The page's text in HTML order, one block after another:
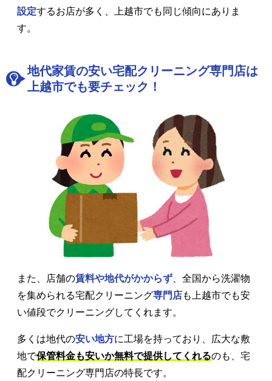
設定するお店が多く、上越市でも同じ傾向にありま
す。
地代家賃の安い宅配クリーニング専門店は
上越市でも要チェック！
また、店舗の賃料や地代がかからず 、全国から洗濯物
を集められる宅配クリーニング専門店も上越市でも安
い値段でクリーニングしてくれます。
多くは地代の安い地方に工場を持っており、広大な敷
地で保管料金も安いか無料で提供してくれるのも、宅
配クリーニング専門店の特長です。